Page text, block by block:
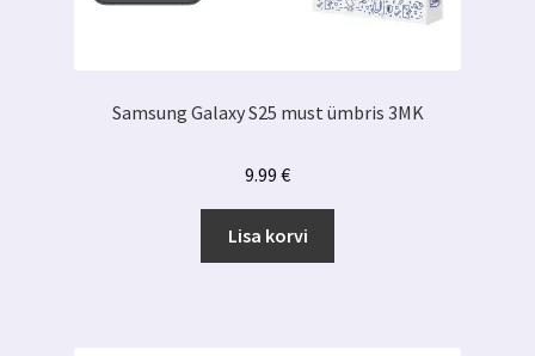
Samsung Galaxy S25 must ümbris 3MK
9.99 €
Lisa korvi